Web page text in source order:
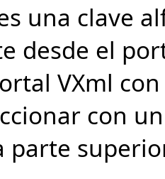
una clave
desde el
VXml
con
parte